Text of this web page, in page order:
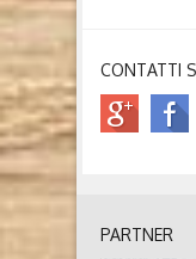
CONTATTI
PARTNER